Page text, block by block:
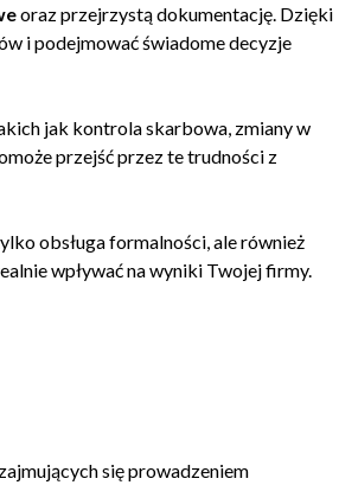
oraz przejrzystą dokumentację. Dzięki
i podejmować świadome decyzje
jak kontrola skarbowa, zmiany w
przejść przez te trudności z
obsługa formalności, ale również
wpływać na wyniki Twojej firmy.
się prowadzeniem